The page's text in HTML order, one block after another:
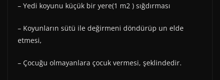
– Yedi koyunu küçük bir yere(1 m2 ) sığdırması
– Koyunların sütü ile değirmeni döndürüp un elde
etmesi,
– Çocuğu olmayanlara çocuk vermesi, şeklindedir.